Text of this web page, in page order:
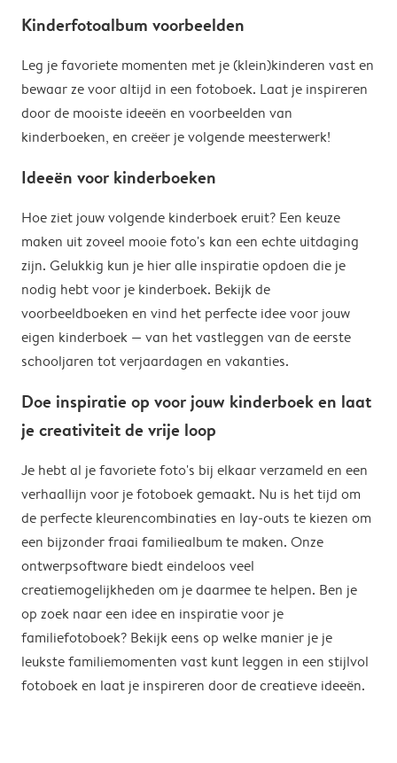
Kinderfotoalbum voorbeelden
Leg je favoriete momenten met je (klein)kinderen vast en
bewaar ze voor altijd in een fotoboek. Laat je inspireren
door de mooiste ideeën en voorbeelden van
kinderboeken, en creëer je volgende meesterwerk!
Ideeën voor kinderboeken
Hoe ziet jouw volgende kinderboek eruit? Een keuze
maken uit zoveel mooie foto's kan een echte uitdaging
zijn. Gelukkig kun je hier alle inspiratie opdoen die je
nodig hebt voor je kinderboek. Bekijk de
voorbeeldboeken en vind het perfecte idee voor jouw
eigen kinderboek — van het vastleggen van de eerste
schooljaren tot verjaardagen en vakanties.
Doe inspiratie op voor jouw kinderboek en laat
je creativiteit de vrije loop
Je hebt al je favoriete foto's bij elkaar verzameld en een
verhaallijn voor je fotoboek gemaakt. Nu is het tijd om
de perfecte kleurencombinaties en lay-outs te kiezen om
een bijzonder fraai familiealbum te maken. Onze
ontwerpsoftware biedt eindeloos veel
creatiemogelijkheden om je daarmee te helpen. Ben je
op zoek naar een idee en inspiratie voor je
familiefotoboek? Bekijk eens op welke manier je je
leukste familiemomenten vast kunt leggen in een stijlvol
fotoboek en laat je inspireren door de creatieve ideeën.